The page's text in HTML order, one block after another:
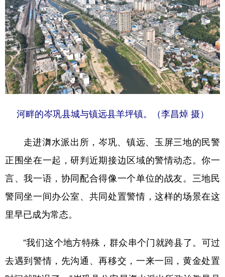
辽宁 吉林 上海 江苏
浙江 安徽 福建 江西
山东 河南 湖北 湖南
广东 广西 海南 重庆
陕西 甘肃 青海 宁夏
新疆 内蒙古 黑龙江
多语种频道
English Español Français عربى
Deutsch Português
河畔的岑巩县城与镇远县羊坪镇。（李昌焯 摄）
走进㵲水派出所，岑巩、镇远、玉屏三地的民警
正围坐在一起，研判近期接边区域的警情动态。你一
言、我一语，协同配合得像一个单位的战友。三地民
警同坐一间办公室、共同处置警情，这样的场景在这
里早已成为常态。
“我们这个地方特殊，群众串个门就跨县了。可过
去遇到警情，先沟通、再移交，一来一回，黄金处置